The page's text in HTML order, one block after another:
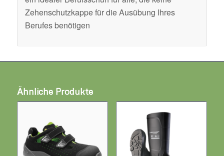
Zehenschutzkappe für die Ausübung Ihres
Berufes benötigen
Ähnliche Produkte